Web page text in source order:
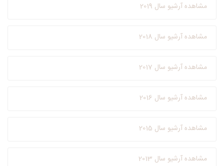
مشاهده آرشیو سال 2019
مشاهده آرشیو سال 2018
مشاهده آرشیو سال 2017
مشاهده آرشیو سال 2016
مشاهده آرشیو سال 2015
مشاهده آرشیو سال 2013